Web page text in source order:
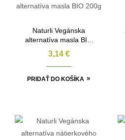
Naturli Vegánska
alternatíva masla BIO
200g
3,14 €
PRIDAŤ DO KOŠÍKA